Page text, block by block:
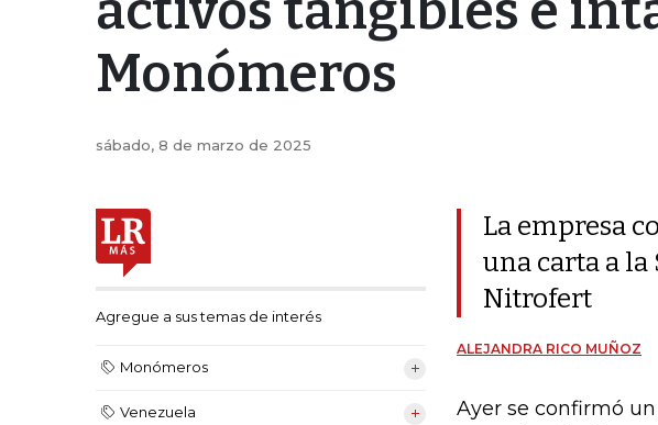
Monómeros
sábado, 8 de marzo de 2025
Agregue a sus temas de interés
Monómeros
Venezuela
La empresa
una carta a la
Nitrofert
ALEJANDRA RICO MUÑOZ
Ayer se confirmó